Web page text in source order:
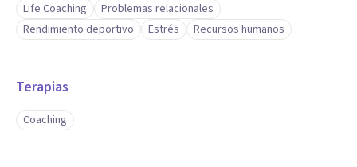
Liderazgo.
Cohesión de Equipos.
Motivación para cumplir objetivos.
Autoestima.
Propósito.
Life Coaching
Problemas relacionales
Rendimiento deportivo
Estrés Recursos humanos
Terapias
Coaching